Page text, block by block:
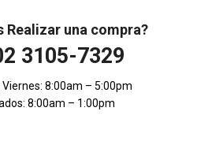
Realizar una compra?
3105-7329
Viernes: 8:00am – 5:00pm
8:00am – 1:00pm